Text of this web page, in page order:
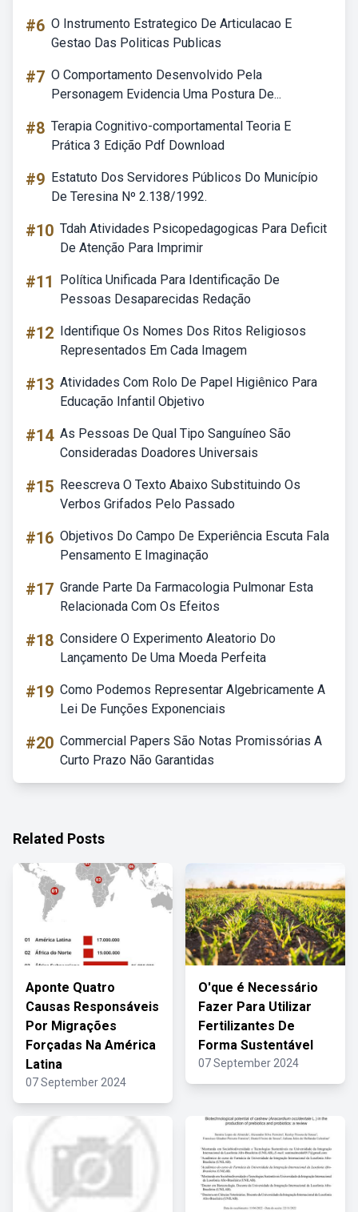
#6 O Instrumento Estrategico De Articulacao E
Gestao Das Politicas Publicas
#7 O Comportamento Desenvolvido Pela
Personagem Evidencia Uma Postura De...
#8 Terapia Cognitivo-comportamental Teoria E
Prática 3 Edição Pdf Download
#9 Estatuto Dos Servidores Públicos Do Município
De Teresina Nº 2.138/1992.
#10 Tdah Atividades Psicopedagogicas Para Deficit
De Atenção Para Imprimir
#11
Política Unificada Para Identificação De
Pessoas Desaparecidas Redação
#12 Identifique Os Nomes Dos Ritos Religiosos
Representados Em Cada Imagem
#13 Atividades Com Rolo De Papel Higiênico Para
Educação Infantil Objetivo
#14 As Pessoas De Qual Tipo Sanguíneo São
Consideradas Doadores Universais
#15 Reescreva O Texto Abaixo Substituindo Os
Verbos Grifados Pelo Passado
#16 Objetivos Do Campo De Experiência Escuta Fala
Pensamento E Imaginação
#17 Grande Parte Da Farmacologia Pulmonar Esta
Relacionada Com Os Efeitos
#18 Considere O Experimento Aleatorio Do
Lançamento De Uma Moeda Perfeita
#19 Como Podemos Representar Algebricamente A
Lei De Funções Exponenciais
#20 Commercial Papers São Notas Promissórias A
Curto Prazo Não Garantidas
Related Posts
Aponte Quatro
Causas Responsáveis
Por Migrações
Forçadas Na América
Latina
07 September 2024
O'que é Necessário
Fazer Para Utilizar
Fertilizantes De
Forma Sustentável
07 September 2024